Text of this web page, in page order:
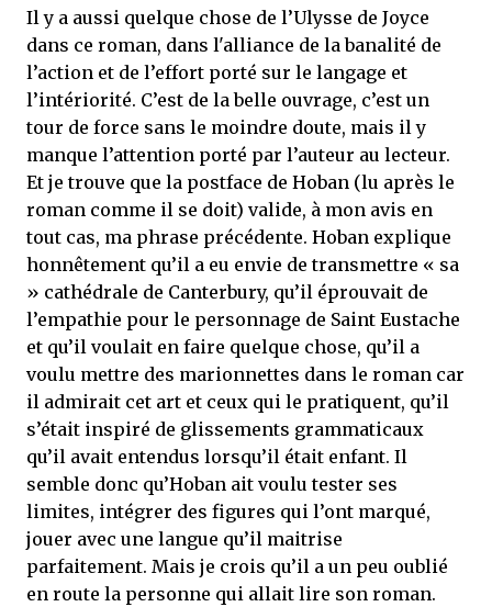
Il y a aussi quelque chose de l’Ulysse de Joyce
dans ce roman, dans l'alliance de la banalité de
l’action et de l’effort porté sur le langage et
l’intériorité. C’est de la belle ouvrage, c’est un
tour de force sans le moindre doute, mais il y
manque l’attention porté par l’auteur au lecteur.
Et je trouve que la postface de Hoban (lu après le
roman comme il se doit) valide, à mon avis en
tout cas, ma phrase précédente. Hoban explique
honnêtement qu’il a eu envie de transmettre « sa
» cathédrale de Canterbury, qu’il éprouvait de
l’empathie pour le personnage de Saint Eustache
et qu’il voulait en faire quelque chose, qu’il a
voulu mettre des marionnettes dans le roman car
il admirait cet art et ceux qui le pratiquent, qu’il
s’était inspiré de glissements grammaticaux
qu’il avait entendus lorsqu’il était enfant. Il
semble donc qu’Hoban ait voulu tester ses
limites, intégrer des figures qui l’ont marqué,
jouer avec une langue qu’il maitrise
parfaitement. Mais je crois qu’il a un peu oublié
en route la personne qui allait lire son roman.